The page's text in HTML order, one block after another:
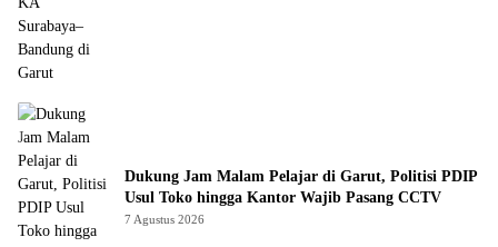
Dukung Jam Malam Pelajar di Garut, Politisi PDIP
Usul Toko hingga Kantor Wajib Pasang CCTV
7 Agustus 2026